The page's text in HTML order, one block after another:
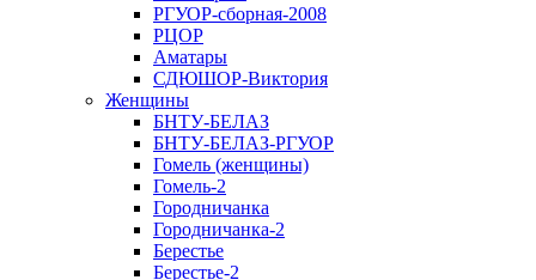
РГУОР-сборная-2008
РЦОР
Аматары
СДЮШОР-Виктория
Женщины
БНТУ-БЕЛАЗ
БНТУ-БЕЛАЗ-РГУОР
Гомель (женщины)
Гомель-2
Городничанка
Городничанка-2
Берестье
Берестье-2